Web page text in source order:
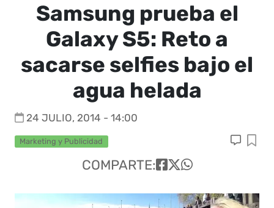
Samsung prueba el
Galaxy S5: Reto a
sacarse selfies bajo el
agua helada
24 JULIO, 2014 - 14:00
Marketing y Publicidad
COMPARTE: